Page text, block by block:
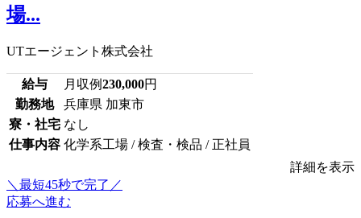
場...
UTエージェント株式会社
給与 月収例230,000円
勤務地
兵庫県 加東市
寮・社宅 なし
仕事内容 化学系工場 / 検査・検品 / 正社員
詳細を表示
＼最短45秒で完了／
応募へ進む